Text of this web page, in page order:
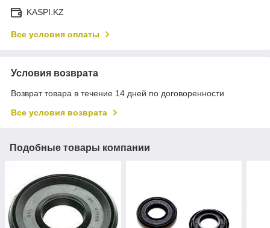
KASPI.KZ
Все условия оплаты
Условия возврата
Возврат товара в течение 14 дней по договоренности
Все условия возврата
Подобные товары компании